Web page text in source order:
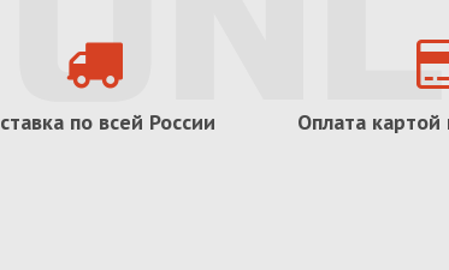
по всей России Оплата